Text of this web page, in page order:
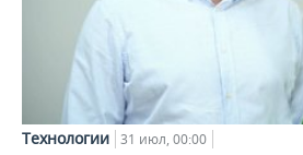
Технологии 31 июл, 00:00